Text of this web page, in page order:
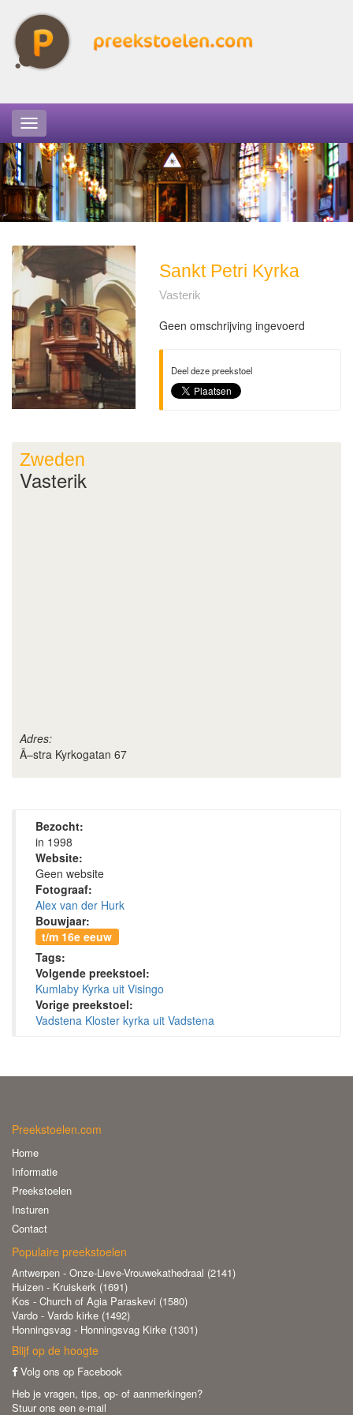
Sankt Petri Kyrka
Vasterik
Geen omschrijving ingevoerd
Deel deze preekstoel
Zweden
Vasterik
Adres:
Ã–stra Kyrkogatan 67
Bezocht:
in 1998
Website:
Geen website
Fotograaf:
Alex van der Hurk
Bouwjaar:
t/m 16e eeuw
Tags:
Volgende preekstoel:
Kumlaby Kyrka uit Visingo
Vorige preekstoel:
Vadstena Kloster kyrka uit Vadstena
Preekstoelen.com
Home
Informatie
Preekstoelen
Insturen
Contact
Populaire preekstoelen
Antwerpen - Onze-Lieve-Vrouwekathedraal (2141)
Huizen - Kruiskerk (1691)
Kos - Church of Agia Paraskevi (1580)
Vardo - Vardo kirke (1492)
Honningsvag - Honningsvag Kirke (1301)
Blijf op de hoogte
Volg ons op Facebook
Heb je vragen, tips, op- of aanmerkingen?
Stuur ons een e-mail